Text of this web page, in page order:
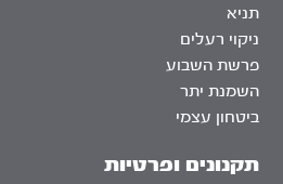
תניא
ניקוי רעלים
פרשת השבוע
השמנת יתר
ביטחון עצמי
תקנונים ופרטיות